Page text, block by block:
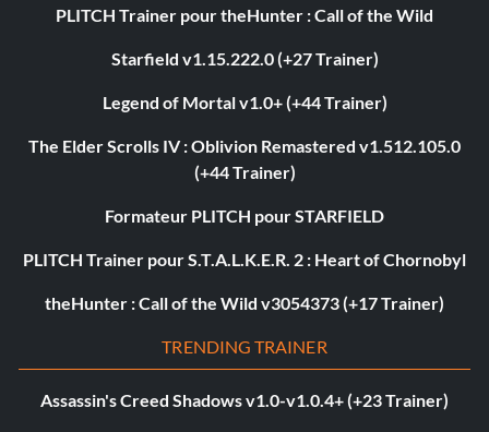
PLITCH Trainer pour theHunter : Call of the Wild
Starfield v1.15.222.0 (+27 Trainer)
Legend of Mortal v1.0+ (+44 Trainer)
The Elder Scrolls IV : Oblivion Remastered v1.512.105.0
(+44 Trainer)
Formateur PLITCH pour STARFIELD
PLITCH Trainer pour S.T.A.L.K.E.R. 2 : Heart of Chornobyl
theHunter : Call of the Wild v3054373 (+17 Trainer)
TRENDING TRAINER
Assassin's Creed Shadows v1.0-v1.0.4+ (+23 Trainer)